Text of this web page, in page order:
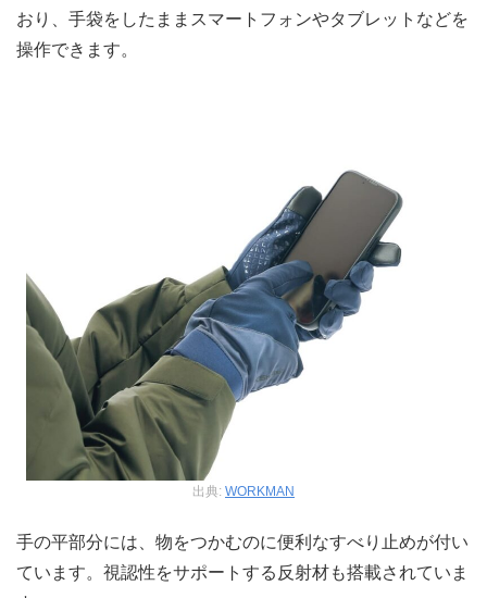
おり、手袋をしたままスマートフォンやタブレットなどを
操作できます。
出典: WORKMAN
手の平部分には、物をつかむのに便利なすべり止めが付い
ています。視認性をサポートする反射材も搭載されていま